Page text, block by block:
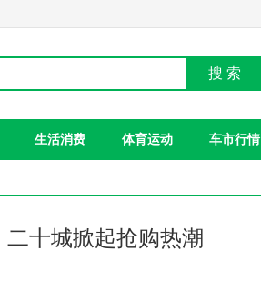
搜 索
生活消费 体育运动 车市行情
二十城掀起抢购热潮